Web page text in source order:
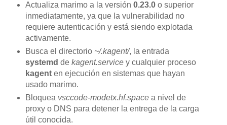
Actualiza marimo a la versión 0.23.0o superior
inmediatamente, ya que la vulnerabilidad no
requiere autenticación y está siendo explotada
activamente.
Busca el directorio ~/.kagent/, la entrada
systemd de kagent.servicey cualquier proceso
kagenten ejecución en sistemas que hayan
usado marimo.
Bloquea vsccode-modetx.hf.spacea nivel de
proxy o DNS para detener la entrega de la carga
útil conocida.